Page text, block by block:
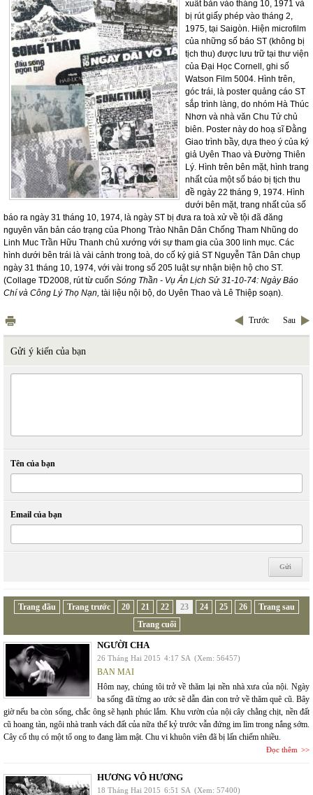
xuất bản vào tháng 10, 1971 và
bị rút giấy phép vào tháng 2,
1975, tại Saigòn. Hiện microfilm
của những số báo ST (không bị
tịch thu) được lưu trữ tại thư viện
của Đại Học Cornell, ghi số
Watson Film 5004. Hình trên,
góc trái, là poster quảng cáo ST
sắp trình làng, do nhóm Hà Thúc
Nhơn và nhà văn Chu Tử chủ
biên. Poster này do hoạ sĩ Đằng
Giao trình bầy, dựa theo ý của ký
giả Uyên Thao và Đường Thiên
Lý. Hình trên bên mặt, hình trang
nhất của một số báo bị tịch thu
đề ngày 22 tháng 9, 1974. Hình
dưới bên mặt, trang nhất của số
báo ra ngày 31 tháng 10, 1974, là ngày ST bị đưa ra toà xử về tội đã đăng
nguyên văn bản cáo trạng của Phong Trào Nhân Dân Chống Tham Nhũng do
Linh Muc Trần Hữu Thanh chủ xướng với sự tham gia của 300 linh mục. Các
hình dưới bên trái là vài cảnh trong toà, do cố ký giả ST Nguyễn Tân Dân chụp
ngày 31 tháng 10, 1974, với vài trong số 205 luật sự nhận biện hộ cho ST.
(Collage TD2008, rút từ cuốn Sóng Thần - Vụ Án Lịch Sử 31-10-74: Ngày Báo
Chí và Công Lý Thọ Nạn, tài liệu nội bộ, do Uyên Thao và Lê Thiệp soạn).
Trước Sau
Gửi ý kiến của bạn
Tên của bạn
Email của bạn
Trang đầu Trang trước 20 21 22 23 24 25 26
Trang sau
Trang cuối
NGƯỜI CHA
26 Tháng Hai 2015 4:17 SA (Xem: 56457)
BAN MAI
Hôm nay, chúng tôi trở về thăm lại nền nhà xưa của nội. Ngày
ba sống đã từng ao ước sẽ dẫn đàn con trở về thăm quê cũ. Bây
giờ nếu ba còn sống, chắc ông sẽ hạnh phúc lắm. Khu vườn của nội cây chằng chịt, nền đất
cũ hoang tàn, ngôi nhà tranh vách đất của nữa thế kỷ trước vẫn đứng im lìm trong nắng sớm.
Cây cổ thụ có một tổ ong to đang làm mật. Chu vi khuôn viên đã bị lấn chiếm nhiều.
Đọc thêm
HƯƠNG VÔ HƯƠNG
18 Tháng Hai 2015 6:51 SA (Xem: 57400)